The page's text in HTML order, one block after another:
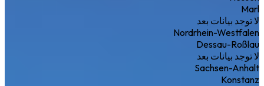
Marl
لا توجد بيانات بعد
Nordrhein-Westfalen
Dessau-Roßlau
لا توجد بيانات بعد
Sachsen-Anhalt
Konstanz